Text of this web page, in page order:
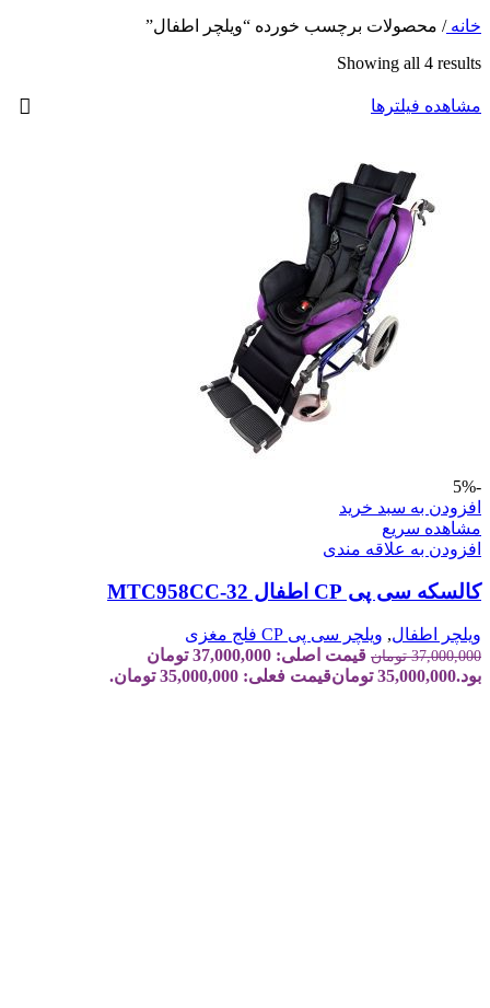
خانه/ محصولات برچسب خورده “ویلچر اطفال”
Showing all 4 results
مشاهده فیلترها
-5%
افزودن به سبد خرید
مشاهده سریع
افزودن به علاقه مندی
کالسکه سی پی CP اطفال MTC958CC-32
ویلچر اطفال, ویلچر سی پی CP فلج مغزی
37,000,000 تومان
قیمت اصلی: 37,000,000 تومان
بود.35,000,000 تومانقیمت فعلی: 35,000,000 تومان.